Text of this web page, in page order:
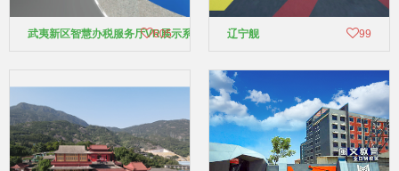
武夷新区智慧办税服务厅VR展示系统
605 辽宁舰 99